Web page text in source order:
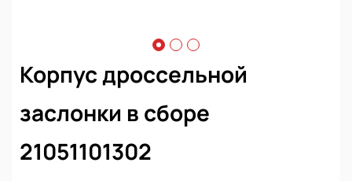
Корпус дроссельной
заслонки в сборе
21051101302